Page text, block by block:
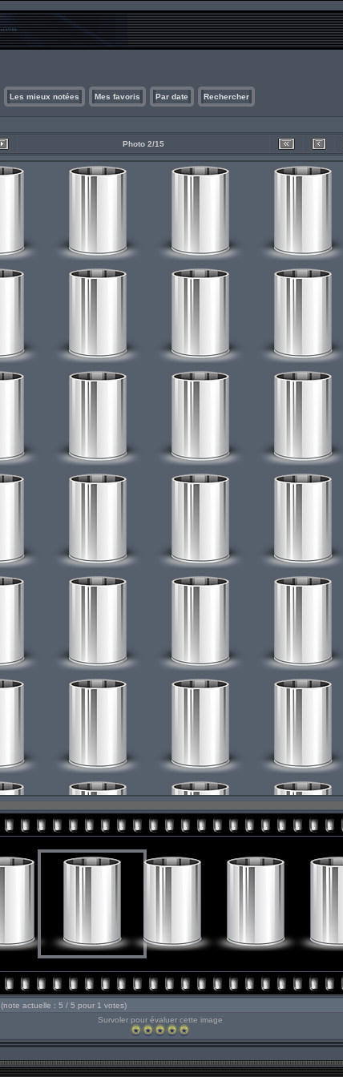
Les mieux notées Mes favoris Par date Rechercher
Photo 2/15
(note actuelle : 5 / 5 pour 1 votes)
Survoler pour évaluer cette image